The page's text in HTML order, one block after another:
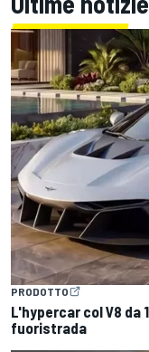
PRODOTTO
L'hypercar col V8 da
fuoristrada